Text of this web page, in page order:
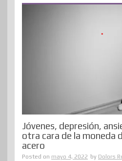
Jóvenes, depresión,
otra cara de la moneda
acero
Posted on mayo 4, 2022 by Dolors